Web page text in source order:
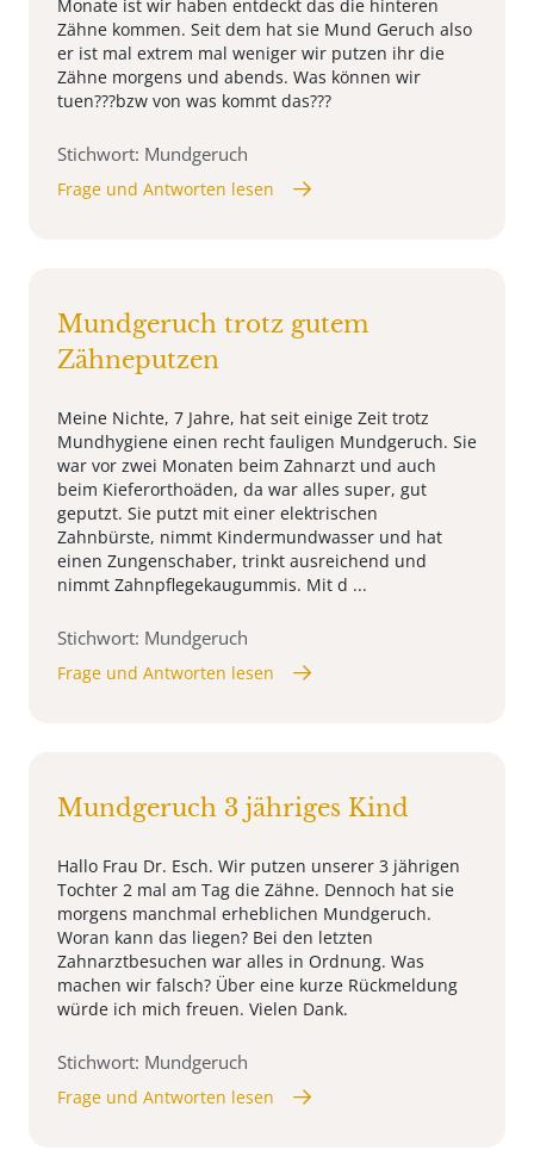
Monate ist wir haben entdeckt das die hinteren
Zähne kommen. Seit dem hat sie Mund Geruch also
er ist mal extrem mal weniger wir putzen ihr die
Zähne morgens und abends. Was können wir
tuen???bzw von was kommt das???
Stichwort: Mundgeruch
Frage und Antworten lesen
Mundgeruch trotz gutem
Zähneputzen
Meine Nichte, 7 Jahre, hat seit einige Zeit trotz
Mundhygiene einen recht fauligen Mundgeruch. Sie
war vor zwei Monaten beim Zahnarzt und auch
beim Kieferorthoäden, da war alles super, gut
geputzt. Sie putzt mit einer elektrischen
Zahnbürste, nimmt Kindermundwasser und hat
einen Zungenschaber, trinkt ausreichend und
nimmt Zahnpflegekaugummis. Mit d ...
Stichwort: Mundgeruch
Frage und Antworten lesen
Mundgeruch 3 jähriges Kind
Hallo Frau Dr. Esch. Wir putzen unserer 3 jährigen
Tochter 2 mal am Tag die Zähne. Dennoch hat sie
morgens manchmal erheblichen Mundgeruch.
Woran kann das liegen? Bei den letzten
Zahnarztbesuchen war alles in Ordnung. Was
machen wir falsch? Über eine kurze Rückmeldung
würde ich mich freuen. Vielen Dank.
Stichwort: Mundgeruch
Frage und Antworten lesen